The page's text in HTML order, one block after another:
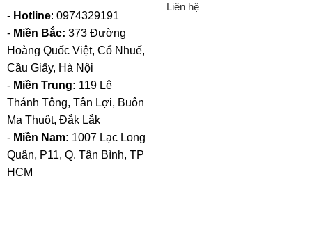
- Hotline: 0974329191
- Miền Bắc: 373 Đường
Hoàng Quốc Việt, Cổ Nhuế,
Cầu Giấy, Hà Nội
- Miền Trung: 119 Lê
Thánh Tông, Tân Lợi, Buôn
Ma Thuột, Đắk Lắk
- Miền Nam: 1007 Lạc Long
Quân, P11, Q. Tân Bình, TP
HCM
Liên hệ